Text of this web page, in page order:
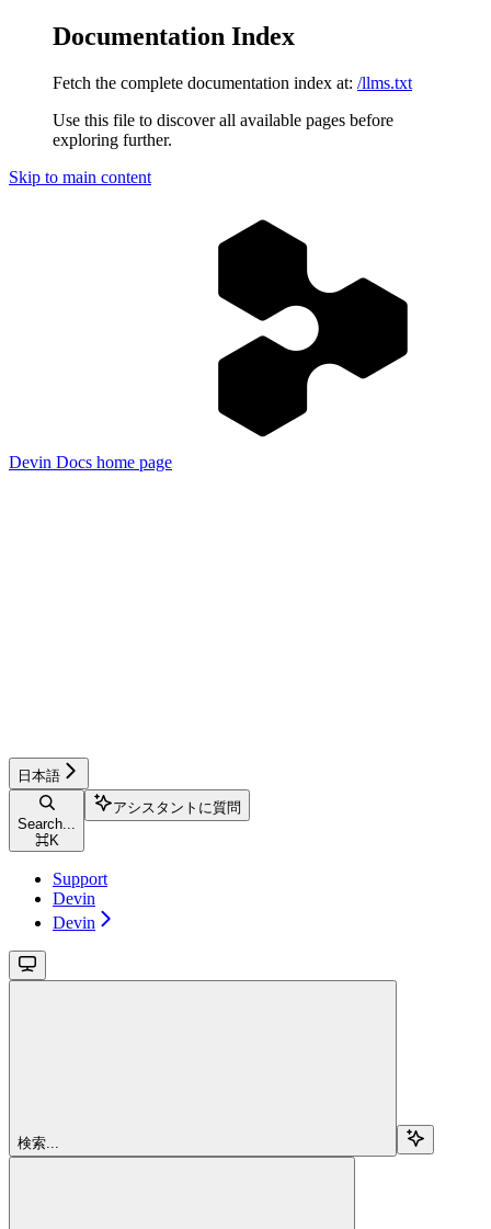
Documentation Index
Fetch the complete documentation index at: /llms.txt
Use this file to discover all available pages before
exploring further.
Skip to main content
Devin Docs home page
日本語
Search...
⌘K
アシスタントに質問
Support
Devin
Devin
検索...